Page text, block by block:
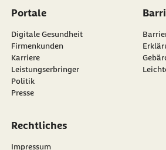
Portale
Digitale Gesundheit
Firmenkunden
Karriere
Leistungserbringer
Politik
Presse
Rechtliches
Impressum